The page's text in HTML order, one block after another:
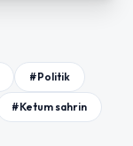
#Politik
#Ketum sahrin